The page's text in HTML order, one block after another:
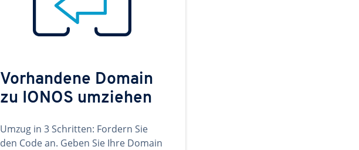
Vorhandene Domain
zu IONOS umziehen
Umzug in 3 Schritten: Fordern Sie
den Code an. Geben Sie Ihre Domain